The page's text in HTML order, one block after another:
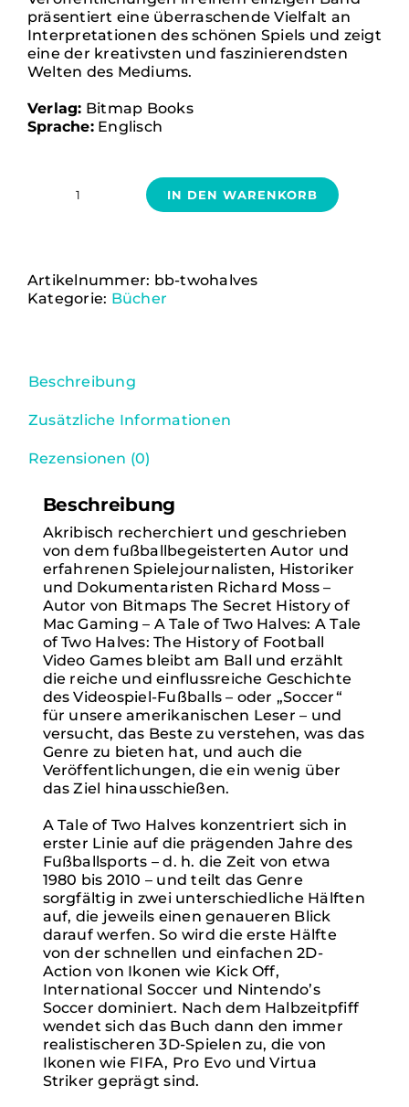
präsentiert eine überraschende Vielfalt an
Interpretationen des schönen Spiels und zeigt
eine der kreativsten und faszinierendsten
Welten des Mediums.
Verlag: Bitmap Books
Sprache:Englisch
A
Halves:
The
Games
Books)
IN DEN WARENKORB
Alternative:
Artikelnummer: bb-twohalves
Kategorie: Bücher
Beschreibung
Zusätzliche Informationen
Rezensionen (0)
Beschreibung
Akribisch recherchiert und geschrieben
von dem fußballbegeisterten Autor und
erfahrenen Spielejournalisten, Historiker
und Dokumentaristen Richard Moss –
Autor von Bitmaps The Secret History of
Mac Gaming – A Tale of Two Halves: A Tale
of Two Halves: The History of Football
Video Games bleibt am Ball und erzählt
die reiche und einflussreiche Geschichte
des Videospiel-Fußballs – oder „Soccer“
für unsere amerikanischen Leser – und
versucht, das Beste zu verstehen, was das
Genre zu bieten hat, und auch die
Veröffentlichungen, die ein wenig über
das Ziel hinausschießen.
A Tale of Two Halves konzentriert sich in
erster Linie auf die prägenden Jahre des
Fußballsports – d. h. die Zeit von etwa
1980 bis 2010 – und teilt das Genre
sorgfältig in zwei unterschiedliche Hälften
auf, die jeweils einen genaueren Blick
darauf werfen. So wird die erste Hälfte
von der schnellen und einfachen 2D-
Action von Ikonen wie Kick Off,
International Soccer und Nintendo’s
Soccer dominiert. Nach dem Halbzeitpfiff
wendet sich das Buch dann den immer
realistischeren 3D-Spielen zu, die von
Ikonen wie FIFA, Pro Evo und Virtua
Striker geprägt sind.